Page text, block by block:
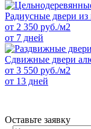
Радиусные двери
от 2 350 руб./м2
от 7 дней
Сдвижные двери
от 3 550 руб./м2
от 13 дней
Оставьте заявку